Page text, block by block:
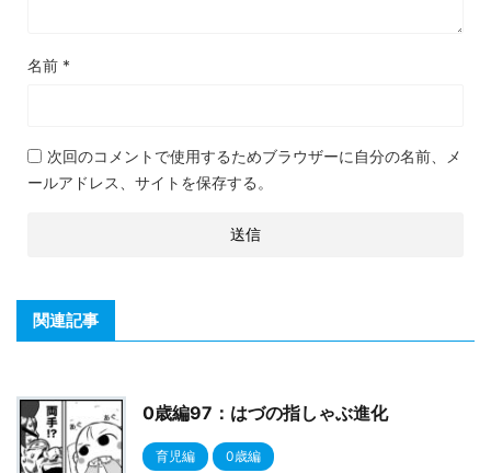
名前 *
次回のコメントで使用するためブラウザーに自分の名前、メ
ールアドレス、サイトを保存する。
関連記事
0歳編97：はづの指しゃぶ進化
育児編 0歳編